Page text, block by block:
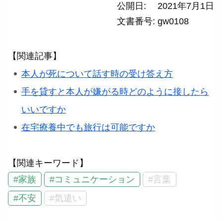
公開日
2021年7月1日
文書番号 gw0108
【関連記事】
本人が死について話す時の受け答え方
手を貸すと本人が嫌がる時どのように接したら
いいですか
在宅療養中でも旅行は可能ですか
【関連キーワード】
#家族
#コミュニケーション
#言葉
#気遣い
#不安